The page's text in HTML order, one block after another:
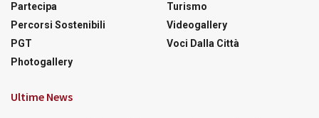
Partecipa
Percorsi Sostenibili
PGT
Photogallery
Turismo
Videogallery
Voci Dalla Città
Ultime News